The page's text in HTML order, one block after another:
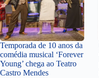
Temporada de 10 anos da
comédia musical ‘Forever
Young’ chega ao Teatro
Castro Mendes